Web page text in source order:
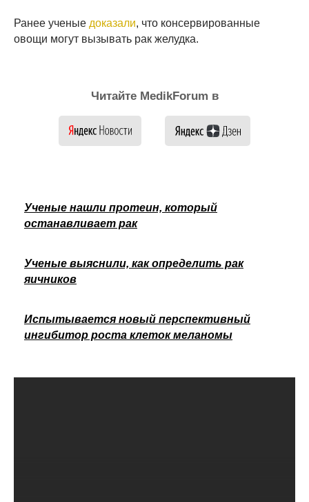
Ранее ученые доказали, что консервированные
овощи могут вызывать рак желудка.
Читайте MedikForum в
Ученые нашли протеин, который
останавливает рак
Ученые выяснили, как определить рак
яичников
Испытывается новый перспективный
ингибитор роста клеток меланомы